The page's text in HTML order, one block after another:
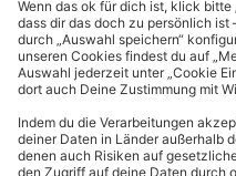
Kundeninformationen
ALDI Nord folgen